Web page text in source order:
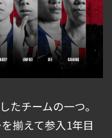
たチームの一つ。
揃えて参入1年目